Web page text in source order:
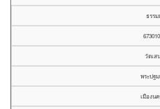
ธรร
วัดเส
พระปฐ
เมืองน